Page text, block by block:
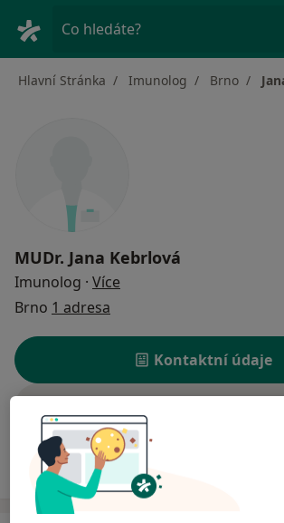
Co hledáte?
Hlavní Stránka Imunolog Brno
MUDr. Jana Kebrlová
Imunolog · Více
Brno 1 adresa
Kontaktní údaje
Ceník Adresy